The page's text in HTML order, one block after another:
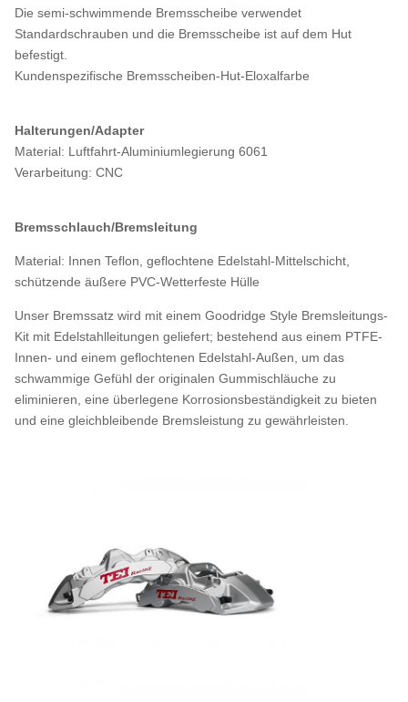
Die semi-schwimmende Bremsscheibe verwendet
Standardschrauben und die Bremsscheibe ist auf dem Hut
befestigt.
Kundenspezifische Bremsscheiben-Hut-Eloxalfarbe
Halterungen/Adapter
Material: Luftfahrt-Aluminiumlegierung 6061
Verarbeitung: CNC
Bremsschlauch/Bremsleitung
Material: Innen Teflon, geflochtene Edelstahl-Mittelschicht,
schützende äußere PVC-Wetterfeste Hülle
Unser Bremssatz wird mit einem Goodridge Style Bremsleitungs-
Kit mit Edelstahlleitungen geliefert; bestehend aus einem PTFE-
Innen- und einem geflochtenen Edelstahl-Außen, um das
schwammige Gefühl der originalen Gummischläuche zu
eliminieren, eine überlegene Korrosionsbeständigkeit zu bieten
und eine gleichbleibende Bremsleistung zu gewährleisten.